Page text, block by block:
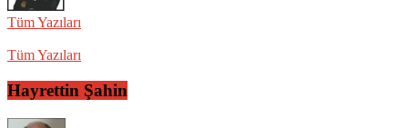
Tüm Yazıları
Tüm Yazıları
Hayrettin Şahin